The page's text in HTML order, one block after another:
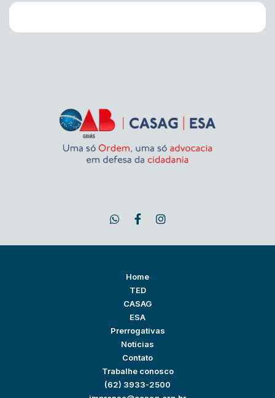
Home
TED
CASAG
ESA
Prerrogativas
Notícias
Contato
Trabalhe conosco
(62) 3933-2500